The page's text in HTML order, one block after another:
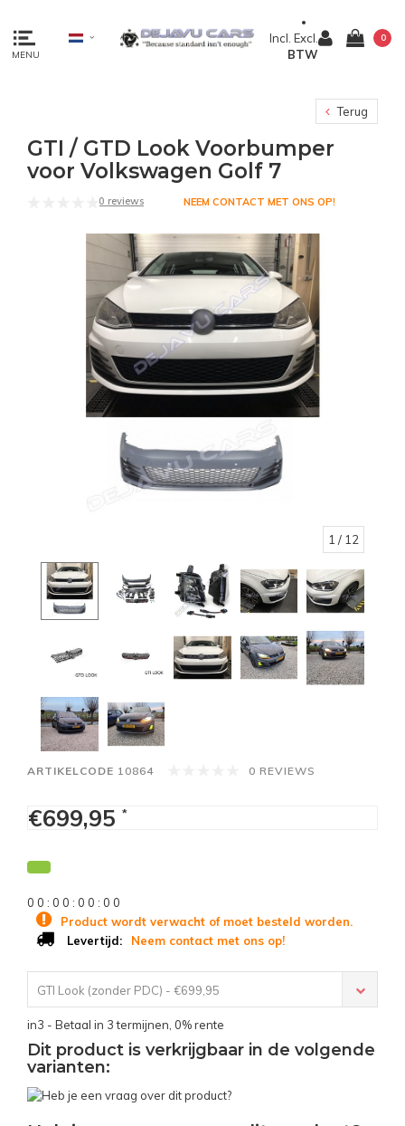
MENU
Incl. Excl.
BTW
0
Terug
GTI / GTD Look Voorbumper
voor Volkswagen Golf 7
0 reviews NEEM CONTACT MET ONS OP!
1 / 12
ARTIKELCODE 10864 0 REVIEWS
€699,95 *
0 0 : 0 0 : 0 0 : 0 0
Product wordt verwacht of moet besteld worden.
Levertijd:
Neem contact met ons op!
GTI Look (zonder PDC) - €699,95
in3 - Betaal in 3 termijnen, 0% rente
Dit product is verkrijgbaar in de volgende
varianten: